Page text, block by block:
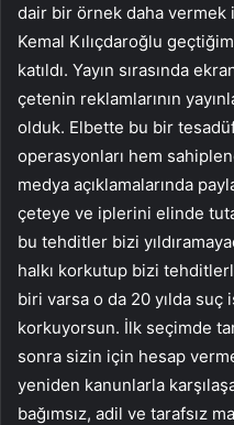
dair bir örnek daha vermek
Kemal Kılıçdaroğlu
katıldı. Yayın sırasında
çetenin reklamlarının
olduk. Elbette bu bir
operasyonları hem
medya açıklamalarında
çeteye ve iplerini elinde
bu tehditler bizi
halkı korkutup bizi
biri varsa o da 20 yılda suç
korkuyorsun. İlk seçimde
sonra sizin için hesap
yeniden kanunlarla
bağımsız, adil ve tarafsız